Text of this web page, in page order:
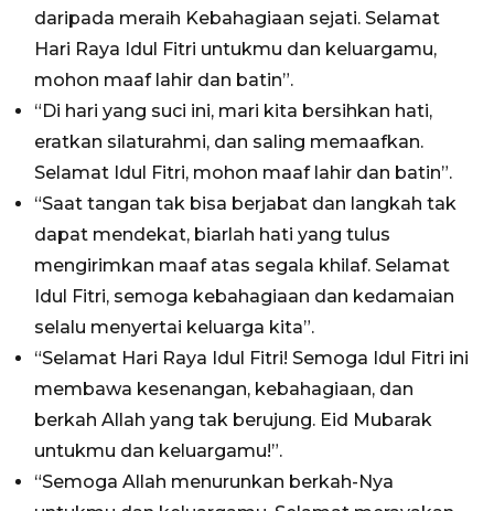
daripada meraih Kebahagiaan sejati. Selamat
Hari Raya Idul Fitri untukmu dan keluargamu,
mohon maaf lahir dan batin”.
“Di hari yang suci ini, mari kita bersihkan hati,
eratkan silaturahmi, dan saling memaafkan.
Selamat Idul Fitri, mohon maaf lahir dan batin”.
“Saat tangan tak bisa berjabat dan langkah tak
dapat mendekat, biarlah hati yang tulus
mengirimkan maaf atas segala khilaf. Selamat
Idul Fitri, semoga kebahagiaan dan kedamaian
selalu menyertai keluarga kita”.
“Selamat Hari Raya Idul Fitri! Semoga Idul Fitri ini
membawa kesenangan, kebahagiaan, dan
berkah Allah yang tak berujung. Eid Mubarak
untukmu dan keluargamu!”.
“Semoga Allah menurunkan berkah-Nya